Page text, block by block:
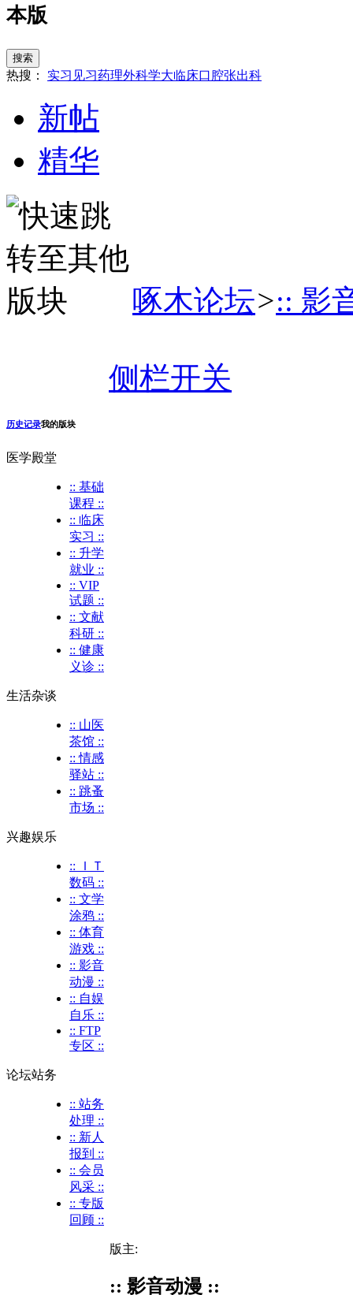
本版
搜索
热搜： 实习 见习药理外科学大临床口腔张出科
新帖
精华
啄木论坛>:: 影
侧栏开关
历史记录我的版块
医学殿堂
:: 基础
课程 ::
:: 临床
实习 ::
:: 升学
就业 ::
:: VIP
试题 ::
:: 文献
科研 ::
:: 健康
义诊 ::
生活杂谈
:: 山医
茶馆 ::
:: 情感
驿站 ::
:: 跳蚤
市场 ::
兴趣娱乐
:: ＩＴ
数码 ::
:: 文学
涂鸦 ::
:: 体育
游戏 ::
:: 影音
动漫 ::
:: 自娱
自乐 ::
:: FTP
专区 ::
论坛站务
:: 站务
处理 ::
:: 新人
报到 ::
:: 会员
风采 ::
:: 专版
回顾 ::
版主:
:: 影音动漫 ::